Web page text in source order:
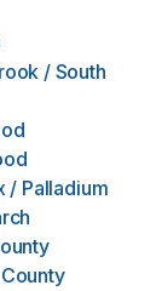
/ South
/ Palladium